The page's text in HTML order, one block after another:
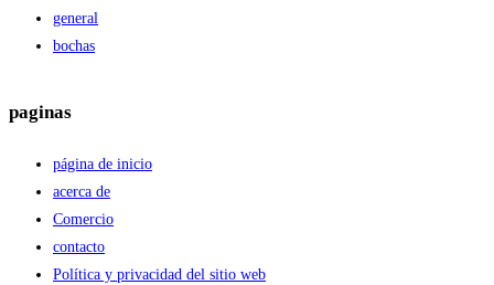
general
bochas
paginas
página de inicio
acerca de
Comercio
contacto
Política y privacidad del sitio web